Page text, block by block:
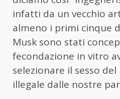
infatti da un vecchio
almeno i primi cinque
Musk sono stati
fecondazione in vitro
selezionare il sesso
illegale dalle nostre